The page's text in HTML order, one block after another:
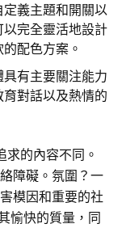
義主題和開關以
完全靈活地設計
配色方案。
有主要關注能力
對話以及熱情的
的內容不同。
障礙。氛圍？一
模因和重要的社
愉快的質量，同